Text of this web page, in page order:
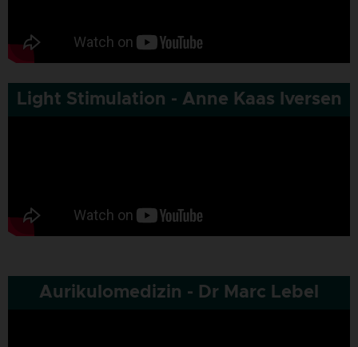
Light Stimulation - Anne Kaas Iversen
Aurikulomedizin - Dr Marc Lebel